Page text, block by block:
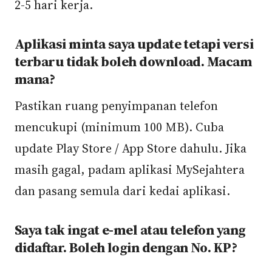
2-5 hari kerja.
Aplikasi minta saya update tetapi versi
terbaru tidak boleh download. Macam
mana?
Pastikan ruang penyimpanan telefon
mencukupi (minimum 100 MB). Cuba
update Play Store / App Store dahulu. Jika
masih gagal, padam aplikasi MySejahtera
dan pasang semula dari kedai aplikasi.
Saya tak ingat e-mel atau telefon yang
didaftar. Boleh login dengan No. KP?